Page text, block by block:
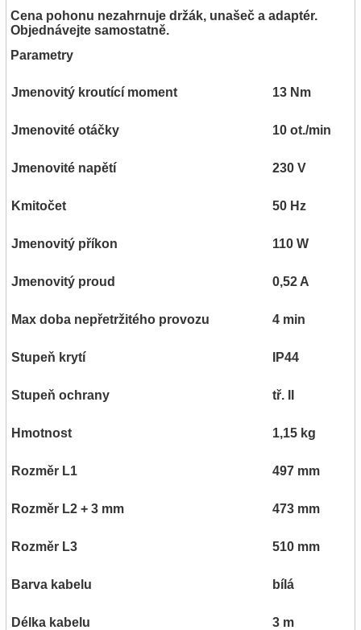
Cena pohonu nezahrnuje držák, unašeč a adaptér.
Objednávejte samostatně.
Parametry
Jmenovitý kroutící moment 13 Nm
Jmenovité otáčky 10 ot./min
Jmenovité napětí 230 V
Kmitočet 50 Hz
Jmenovitý příkon 110 W
Jmenovitý proud 0,52 A
Max doba nepřetržitého provozu 4 min
Stupeň krytí IP44
Stupeň ochrany tř. II
Hmotnost 1,15 kg
Rozměr L1 497 mm
Rozměr L2 + 3 mm 473 mm
Rozměr L3 510 mm
Barva kabelu bílá
Délka kabelu 3 m